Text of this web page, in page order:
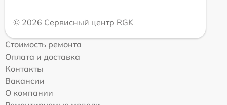
© 2026 Сервисный центр RGK
Стоимость ремонта
Оплата и доставка
Контакты
Вакансии
О компании